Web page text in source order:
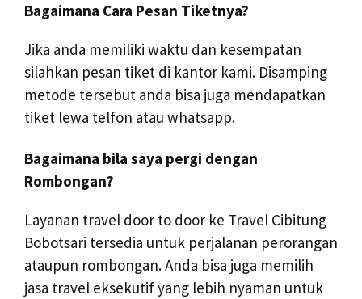
Bagaimana Cara Pesan Tiketnya?
Jika anda memiliki waktu dan kesempatan
silahkan pesan tiket di kantor kami. Disamping
metode tersebut anda bisa juga mendapatkan
tiket lewa telfon atau whatsapp.
Bagaimana bila saya pergi dengan
Rombongan?
Layanan travel door to door ke Travel Cibitung
Bobotsari tersedia untuk perjalanan perorangan
ataupun rombongan. Anda bisa juga memilih
jasa travel eksekutif yang lebih nyaman untuk